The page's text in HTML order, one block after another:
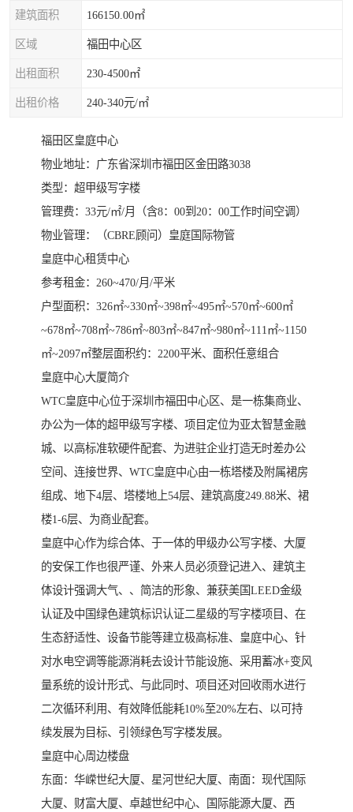
建筑面积 166150.00㎡
区域 福田中心区
出租面积 230-4500㎡
出租价格 240-340元/㎡
福田区皇庭中心
物业地址：广东省深圳市福田区金田路3038
类型：超甲级写字楼
管理费：33元/㎡/月（含8：00到20：00工作时间空调）
物业管理：（CBRE顾问）皇庭国际物管
皇庭中心租赁中心
参考租金：260~470/月/平米
户型面积：326㎡~330㎡~398㎡~495㎡~570㎡~600㎡
~678㎡~708㎡~786㎡~803㎡~847㎡~980㎡~111㎡~1150
㎡~2097㎡整层面积约：2200平米、面积任意组合
皇庭中心大厦简介
WTC皇庭中心位于深圳市福田中心区、是一栋集商业、
办公为一体的超甲级写字楼、项目定位为亚太智慧金融
城、以高标准软硬件配套、为进驻企业打造无时差办公
空间、连接世界、WTC皇庭中心由一栋塔楼及附属裙房
组成、地下4层、塔楼地上54层、建筑高度249.88米、裙
楼1-6层、为商业配套。
皇庭中心作为综合体、于一体的甲级办公写字楼、大厦
的安保工作也很严谨、外来人员必须登记进入、建筑主
体设计强调大气、、简洁的形象、兼获美国LEED金级
认证及中国绿色建筑标识认证二星级的写字楼项目、在
生态舒适性、设备节能等建立极高标准、皇庭中心、针
对水电空调等能源消耗去设计节能设施、采用蓄冰+变风
量系统的设计形式、与此同时、项目还对回收雨水进行
二次循环利用、有效降低能耗10%至20%左右、以可持
续发展为目标、引领绿色写字楼发展。
皇庭中心周边楼盘
东面：华嵘世纪大厦、星河世纪大厦、南面：现代国际
大厦、财富大厦、卓越世纪中心、国际能源大厦、西
光明区
龙华观澜